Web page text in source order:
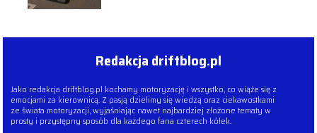
Redakcja driftblog.pl
Jako redakcja driftblog.pl kochamy motoryzację i wszystko, co wiąże się z
emocjami za kierownicą. Z pasją dzielimy się wiedzą oraz ciekawostkami
ze świata motoryzacji, wyjaśniając nawet najbardziej złożone tematy w
prosty i przystępny sposób dla każdego fana czterech kółek.